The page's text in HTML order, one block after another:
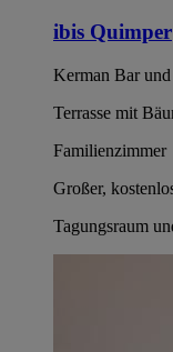
ibis Quimper
Kerman Bar und
Terrasse mit
Familienzimmer
Großer,
Tagungsraum